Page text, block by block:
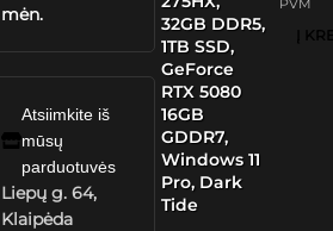
mėn.
Atsiimkite iš
mūsų
parduotuvės
Liepų g. 64,
Klaipėda
32GB DDR5,
1TB SSD,
GeForce
RTX 5080
16GB
GDDR7,
Windows 11
Pro, Dark
Tide